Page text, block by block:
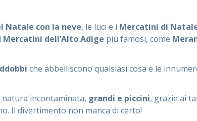
Natale con la neve, le luci e i Mercatini di
Mercatini dell’Alto Adige più famosi, come
che abbelliscono qualsiasi cosa e le
natura incontaminata, grandi e piccini, grazie ai
Il divertimento non manca di certo!